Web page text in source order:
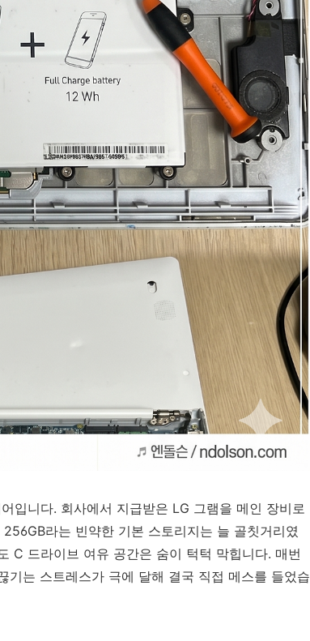
입니다. 회사에서 지급받은 LG 그램을 메인 장비로
라는 빈약한 기본 스토리지는 늘 골칫거리였
C 드라이브 여유 공간은 숨이 턱턱 막힙니다. 매번
는 스트레스가 극에 달해 결국 직접 메스를 들었습